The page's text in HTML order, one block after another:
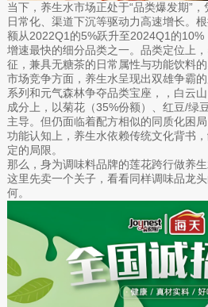
当下，养生水市场正处于“品类爆发期”
日常化、渠道下沉等驱动力高速增长。
额从2022Q1的5%跃升至2024Q1的
增速最快的细分品类之一。品类定位上
征，兼具无糖茶的日常属性与功能饮料的
市场竞争方面，养生水呈现出双雄争霸
系列和元气森林争夺品类宝座，，白云山
成分上，以菊花（35%份额）、红豆/绿
主导。但仍面临着配方相似的同质化困
功能认知上，养生水依赖传统文化背书
定的局限。
那么，身为调味料品牌的莲花跨行做养
这里先卖一个关子，看看同样调味品龙
何。